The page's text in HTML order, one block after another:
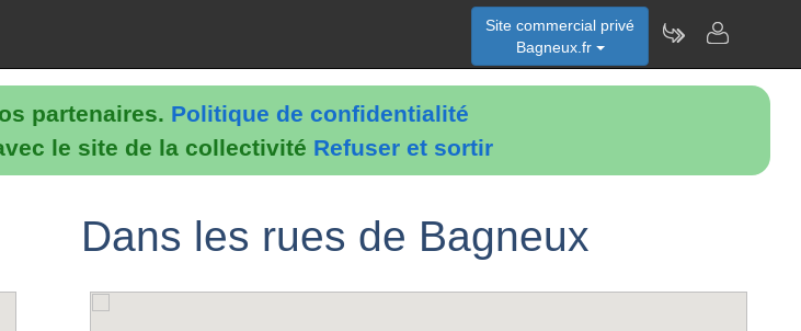
partenaires. Politique de confidentialité
le site de la collectivité Refuser et sortir
Site commercial privé
Bagneux.fr
Dans les rues de Bagneux